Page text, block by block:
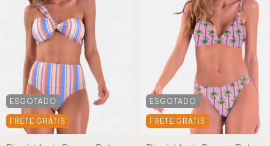
ESGOTADO
FRETE GRÁTIS
ESGOTADO
FRETE GRÁTIS